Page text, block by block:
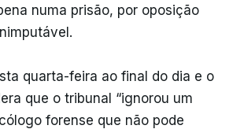
numa prisão, por oposição
quarta-feira ao final do dia e o
que o tribunal “ignorou um
forense que não pode